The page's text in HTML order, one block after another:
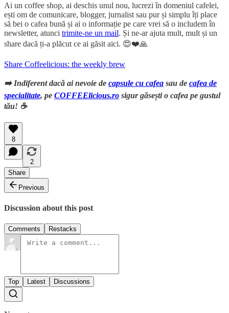
Ai un coffee shop, ai deschis unul nou, lucrezi în domeniul cafelei,
ești om de comunicare, blogger, jurnalist sau pur și simplu îți place
să bei o cafea bună și ai o informație pe care vrei să o includem în
newsletter, atunci trimite-ne un mail. Și ne-ar ajuta mult, mult și un
share dacă ți-a plăcut ce ai găsit aici. 😍❤️🙏
Share Coffeelicious: the weekly brew
➡️ Indiferent dacă ai nevoie de capsule cu cafea sau de cafea de
specialitate, pe COFFEElicious.ro sigur găsești o cafea pe gustul
tău! ☕
8
2
Share
Previous
Discussion about this post
Comments Restacks
Top Latest Discussions